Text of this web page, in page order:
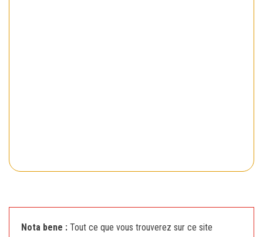
Nota bene : Tout ce que vous trouverez sur ce site